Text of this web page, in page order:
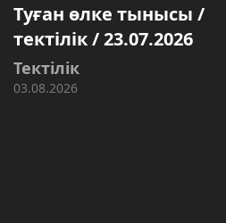
Туған өлке тынысы /
тектілік / 23.07.2026
Тектілік
03.08.2026